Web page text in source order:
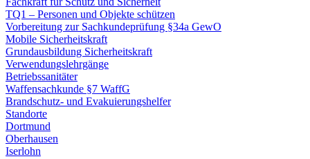
TQ1 – Personen und Objekte schützen
Vorbereitung zur Sachkundeprüfung §34a GewO
Mobile Sicherheitskraft
Grundausbildung Sicherheitskraft
Verwendungslehrgänge
Betriebssanitäter
Waffensachkunde §7 WaffG
Brandschutz- und Evakuierungshelfer
Standorte
Dortmund
Oberhausen
Iserlohn